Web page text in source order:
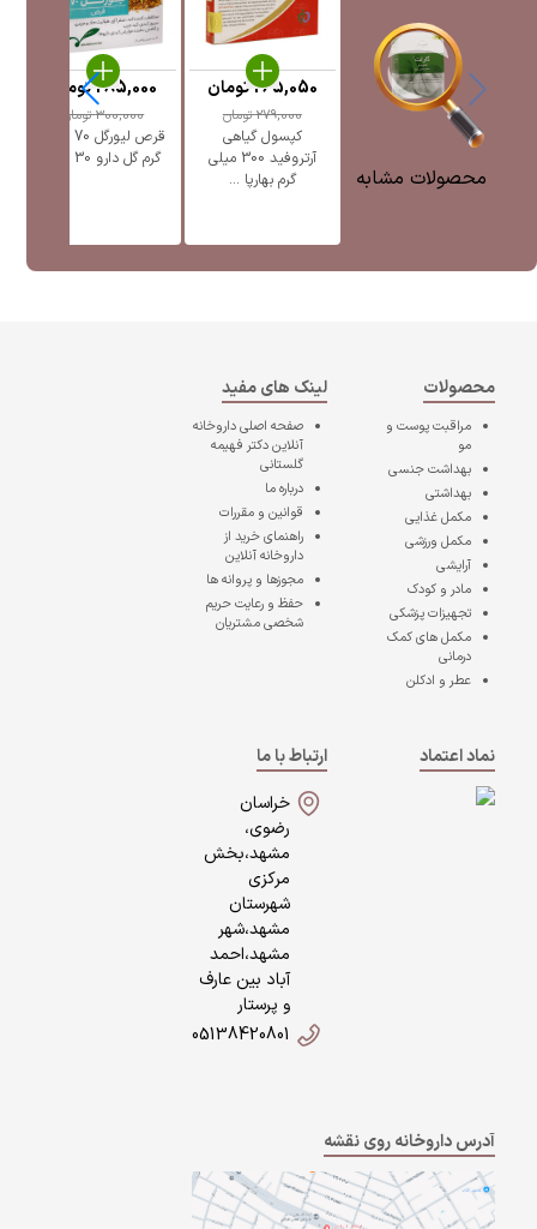
محصولات مشابه
کپسول گیاهی
آرتروفید 300 میلی
گرم بهارپا ...
279,000تومان
265,050تومان
گرم گل دارو 30 عدد
300,000تومان
285,000تومان
محصولات
مراقبت پوست و
مو
بهداشت جنسی
بهداشتی
مکمل غذایی
مکمل ورزشی
آرایشی
مادر و کودک
تجهیزات پزشکی
مکمل های کمک
درمانی
عطر و ادکلن
لینک های مفید
صفحه اصلیداروخانه
آنلاین دکتر فهیمه
گلستانی
درباره ما
قوانین و مقررات
راهنمای خرید از
داروخانه آنلاین
مجوزها و پروانه ها
حفظ و رعایت حریم
شخصی مشتریان
نماد اعتماد
ارتباط با ما
خراسان
رضوی،
مشهد،بخش
مرکزی
شهرستان
مشهد،شهر
مشهد،احمد
آباد بین عارف
و پرستار
05138420801
آدرس داروخانه روی نقشه